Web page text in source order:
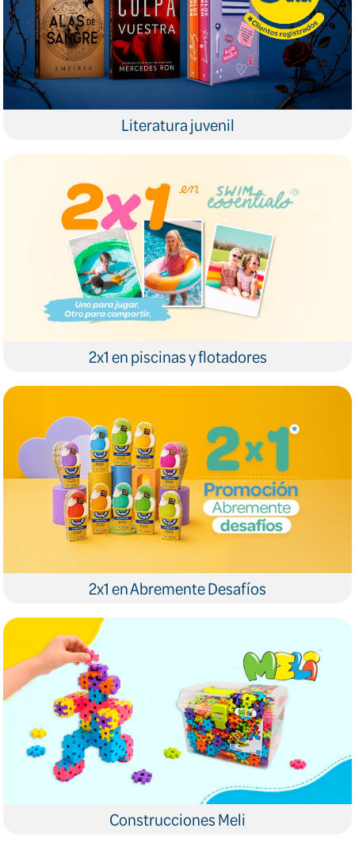
Literatura juvenil
2x1 en piscinas y flotadores
2x1 en Abremente Desafíos
Construcciones Meli